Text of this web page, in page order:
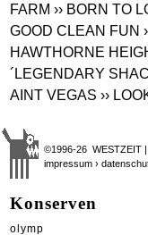
FARM ›› BORN TO
GOOD CLEAN FUN
HAWTHORNE
´LEGENDARY
AINT VEGAS ››
©1996-26 WESTZEIT
impressum ›
Konserven
olymp